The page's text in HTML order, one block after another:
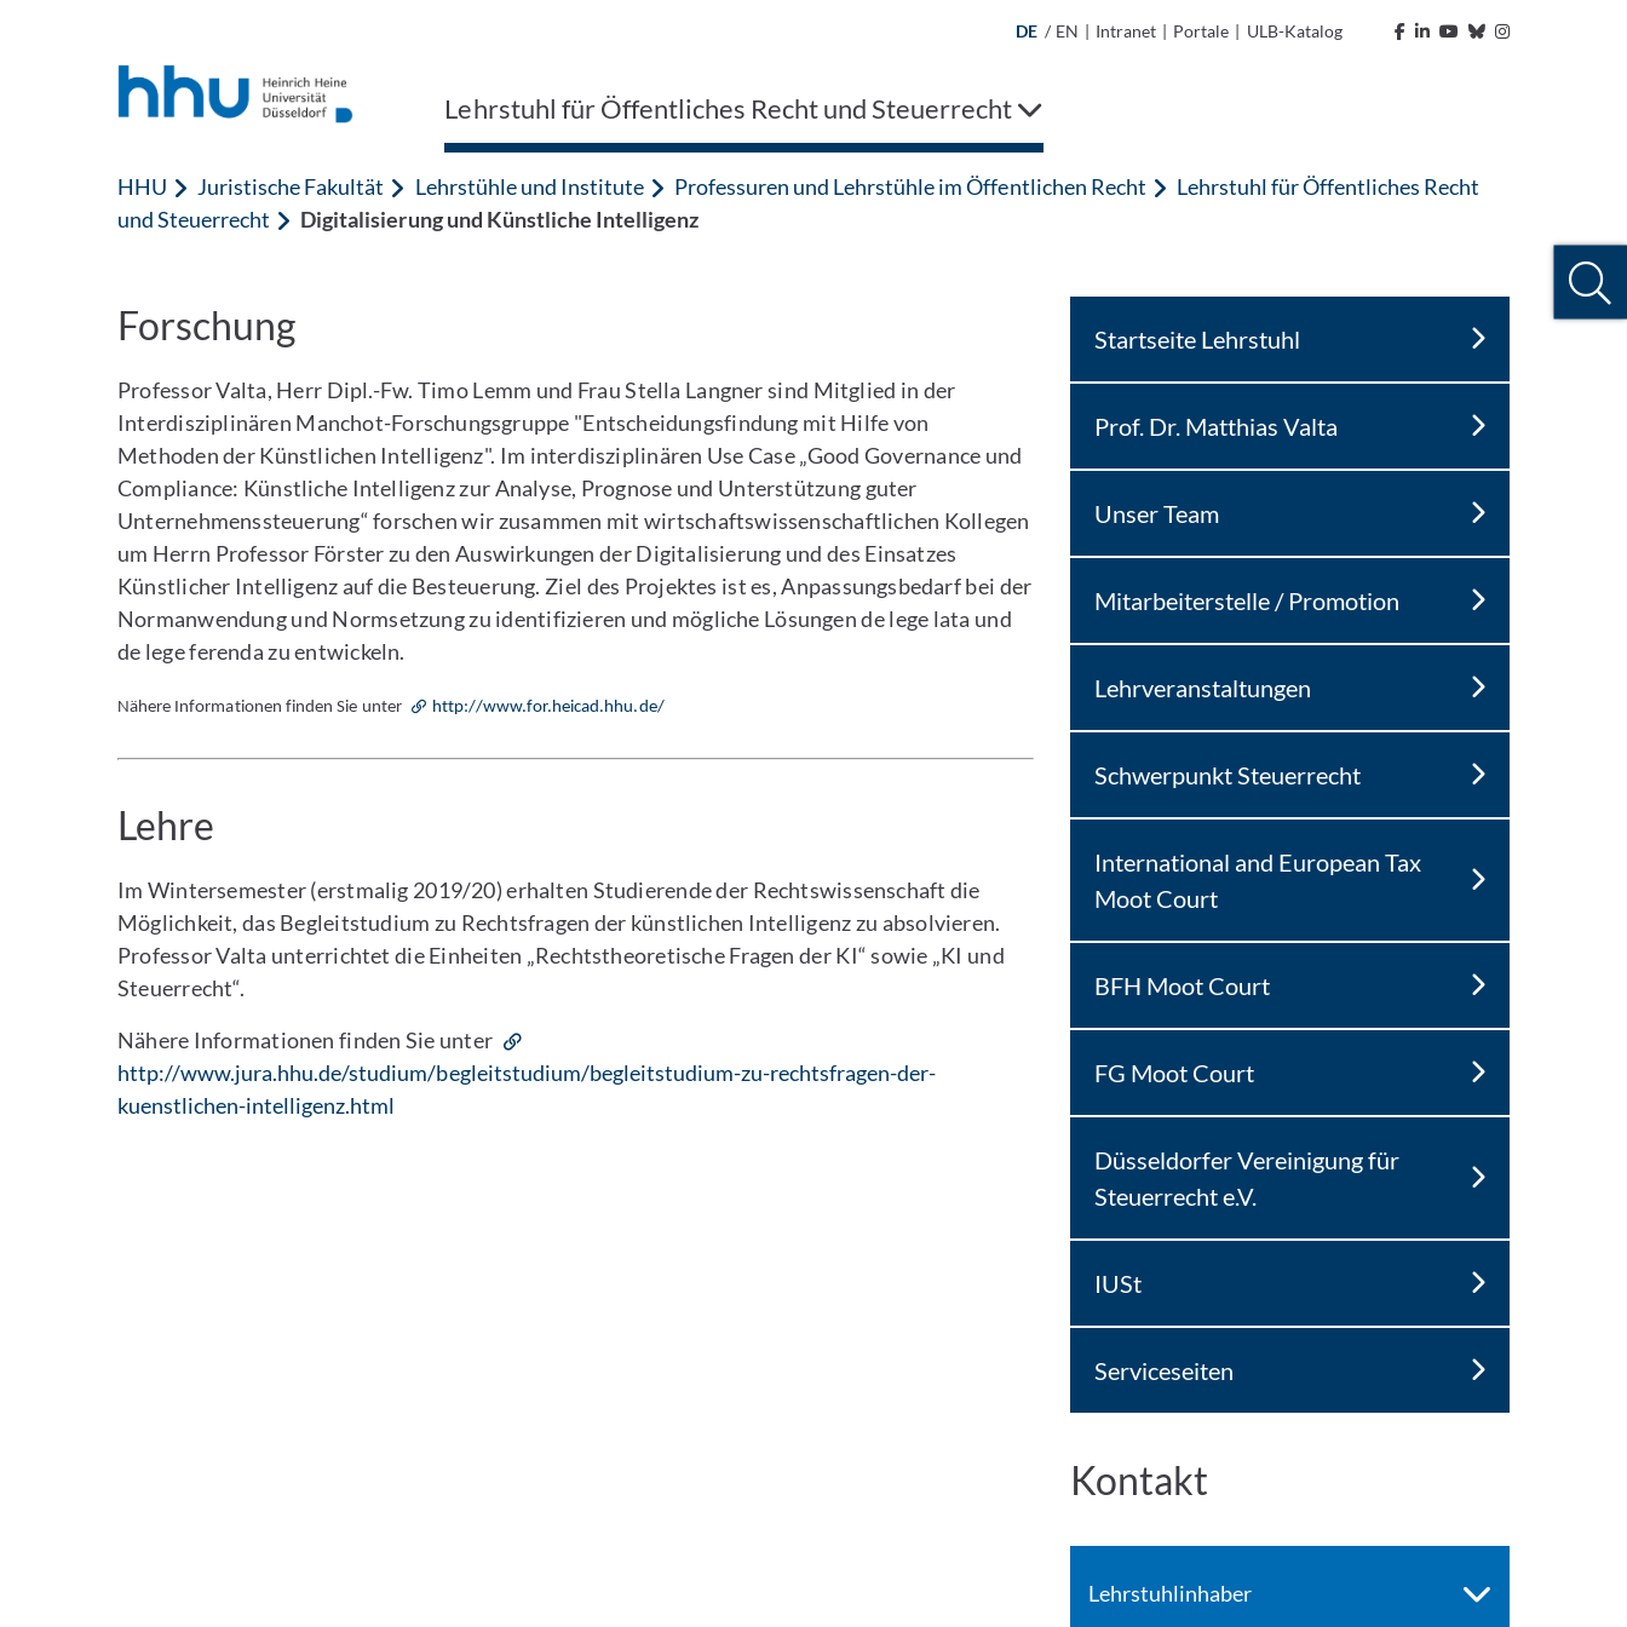
DE / EN | Intranet | Portale | ULB-Katalog
Lehrstuhl für Öffentliches Recht und Steuerrecht
HHU Juristische Fakultät Lehrstühle und Institute Professuren und Lehrstühle im Öffentlichen Recht
Lehrstuhl für Öffentliches Recht
und Steuerrecht
Digitalisierung und Künstliche Intelligenz
Forschung
Professor Valta, Herr Dipl.-Fw. Timo Lemm und Frau Stella Langner sind Mitglied in der
Interdisziplinären Manchot-Forschungsgruppe "Entscheidungsfindung mit Hilfe von
Methoden der Künstlichen Intelligenz". Im interdisziplinären Use Case „Good Governance und
Compliance: Künstliche Intelligenz zur Analyse, Prognose und Unterstützung guter
Unternehmenssteuerung“ forschen wir zusammen mit wirtschaftswissenschaftlichen Kollegen
um Herrn Professor Förster zu den Auswirkungen der Digitalisierung und des Einsatzes
Künstlicher Intelligenz auf die Besteuerung. Ziel des Projektes ist es, Anpassungsbedarf bei der
Normanwendung und Normsetzung zu identifizieren und mögliche Lösungen de lege lata und
de lege ferenda zu entwickeln.
Nähere Informationen finden Sie unter http://www.for.heicad.hhu.de/
Lehre
Im Wintersemester (erstmalig 2019/20) erhalten Studierende der Rechtswissenschaft die
Möglichkeit, das Begleitstudium zu Rechtsfragen der künstlichen Intelligenz zu absolvieren.
Professor Valta unterrichtet die Einheiten „Rechtstheoretische Fragen der KI“ sowie „KI und
Steuerrecht“.
Nähere Informationen finden Sie unter
http://www.jura.hhu.de/studium/begleitstudium/begleitstudium-zu-rechtsfragen-der-
kuenstlichen-intelligenz.html
Startseite Lehrstuhl
Prof. Dr. Matthias Valta
Unser Team
Mitarbeiterstelle / Promotion
Lehrveranstaltungen
Schwerpunkt Steuerrecht
International and European Tax
Moot Court
BFH Moot Court
FG Moot Court
Düsseldorfer Vereinigung für
Steuerrecht e.V.
IUSt
Serviceseiten
Kontakt
Lehrstuhlinhaber